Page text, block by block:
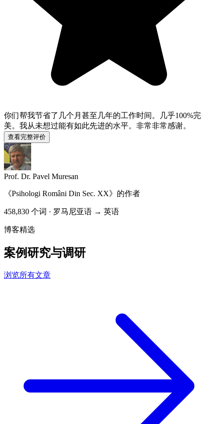
你们帮我节省了几个月甚至几年的工作时间。几乎100%完
美。我从未想过能有如此先进的水平。非常非常感谢。
查看完整评价
Prof. Dr. Pavel Muresan
《Psihologi Români Din Sec. XX》的作者
458,830 个词 · 罗马尼亚语 → 英语
博客精选
案例研究与调研
浏览所有文章